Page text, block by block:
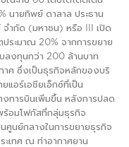
นายทิพย์ ดาลาล ประธาน
จำกัด (มหาชน) หรือ III เปิด
ประมาณ 20% จากการขยาย
ลงทุนกว่า 200 ล้านบาท
ศ ซึ่งเป็นธุรกิจหลักของบริ
แอร์เอชียเอ็กซ์ที่เป็น
การบินเพิ่มขึ้น หลังการปลด
ร้อมโฟกัสที่กลุ่มธุรกิจ
นศูนย์กลางในการขยายธุรกิจ
ะเทศ ณ ท่าอากาศยาน